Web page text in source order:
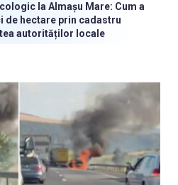
la Almașu Mare: Cum a
de hectare prin cadastru
autorităților locale